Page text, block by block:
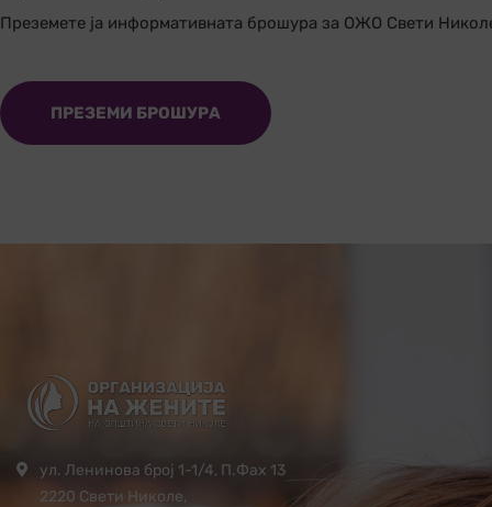
Преземете ја информативната брошура за ОЖО Свети
ПРЕЗЕМИ БРОШУРА
ул. Ленинова број 1-1/4, П.Фах 13
2220 Свети Николе,